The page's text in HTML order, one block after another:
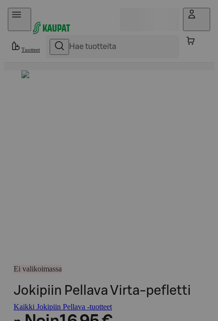
Hyppää sisältöön
Tuotteet
Ei valikoimassa
Jokipiin Pellava Virta-pefletti
Kaikki Jokipiin Pellava -tuotteet